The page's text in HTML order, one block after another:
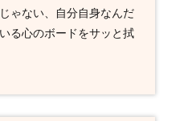
ゃない、自分自身なんだ
る心のボードをサッと拭